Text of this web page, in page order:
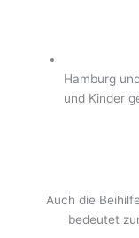
Hamburg
und Kinder
Auch die
bedeutet